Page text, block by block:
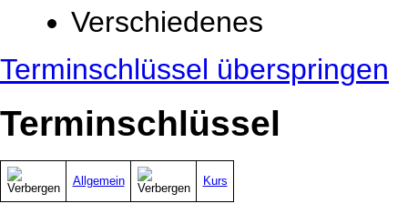
Verschiedenes
Terminschlüssel überspringen
Terminschlüssel
Allgemein Kurs